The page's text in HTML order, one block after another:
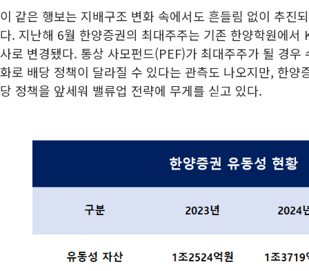
이 같은 행보는 지배구조 변화 속에서도 흔들림 없이 추진
다. 지난해 6월 한양증권의 최대주주는 기존 한양학원에서
사로 변경됐다. 통상 사모펀드(PEF)가 최대주주가 될 경우
화로 배당 정책이 달라질 수 있다는 관측도 나오지만, 한양
당 정책을 앞세워 밸류업 전략에 무게를 싣고 있다.